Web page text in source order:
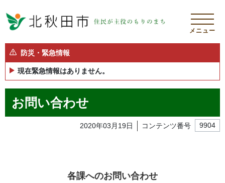
メニュー
防災・緊急情報
現在緊急情報はありません。
お問い合わせ
2020年03月19日 コンテンツ番号 9904
各課へのお問い合わせ